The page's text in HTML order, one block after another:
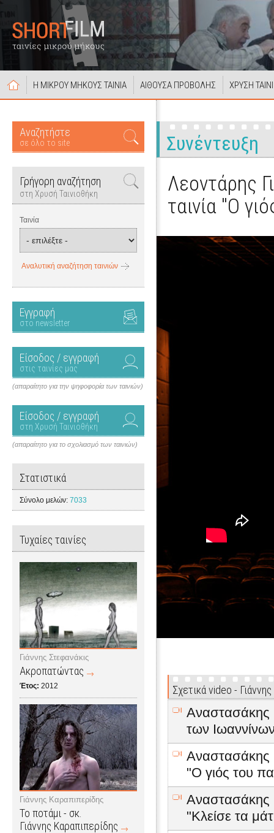
Η ΜΙΚΡΟΥ ΜΗΚΟΥΣ ΤΑΙΝΙΑ ΑΙΘΟΥΣΑ ΠΡΟΒΟΛΗΣ ΧΡΥΣΗ
Αναζητήστε
σε όλο το site
Γρήγορη αναζήτηση
στη Χρυσή Ταινιοθήκη
Ταινία
Αναλυτική αναζήτηση ταινιών
Εγγραφή
στο newsletter
Είσοδος / εγγραφή
στις ταινίες μας
(απαραίτητο για την ψηφοφορία των ταινιών)
Είσοδος / εγγραφή
στη Χρυσή Ταινιοθήκη
(απαραίτητο για το σχολιασμό των ταινιών)
Στατιστικά
Σύνολο μελών: 7033
Τυχαίες ταινίες
Γιάννης Στεφανάκις
Ακροπατώντας
Έτος: 2012
Γιάννης Καραπιπερίδης
Το ποτάμι - σκ.
Γιάννης Καραπιπερίδης
Συνέντευξη
Λεοντάρης
ταινία "Ο
Σχετικά video -
Αναστασάκης
των
Αναστασάκης
"Ο γιός του
Αναστασάκης
"Κλείσε τα